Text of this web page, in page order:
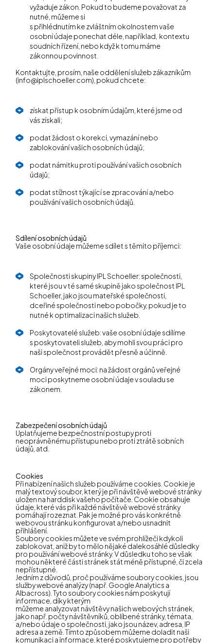
vyžaduje zákon. Pokud to budeme považovat za
nutné, můžeme si
s přihlédnutím ke zvláštním okolnostem vaše
osobní údaje ponechat déle, například, kontextu
soudních řízení, nebo když k tomu máme
zákonnou povinnost.
Kontaktujte, prosím, naše oddělení služeb zákazníkům
(info@iplschoeller.com), pokud chcete:
získat přístup k osobním údajům, které jsme od
vás získali;
podat žádost o korekci, vymazání nebo
zablokování vašich osobních údajů;
podat námitku proti používání vašich osobních
údajů;
podat stížnost týkající se zpracování a/nebo
používání vašich osobních údajů.
Sdílení osobních údajů
Vaše osobní údaje můžeme sdílet s těmito příjemci:
Společnosti skupiny IPL Schoeller: společnosti,
které jsou v té samé skupině jako společnost IPL
Schoeller, jako jsou mateřské společnosti,
dceřiné společnosti nebo pobočky, pokud je to
nutné k optimalizaci našich služeb.
Poskytovatelé služeb: vaše osobní údaje sdílíme
s poskytovateli služeb, aby mohli svou práci pro
naši společnost provádět přesně a účinně.
Orgány veřejné moci: na žádost orgánů veřejné
moci poskytneme osobní údaje v souladu se
zákonem.
Zabezpečení osobních údajů
Uplatňujeme bezpečnostní postupy proti
neoprávněnému přístupu nebo proti ztrátě sobních
údajů, atd.
Cookies
Při nabízení našich služeb používáme cookies. Cookie je
malý textový soubor, který je při návštěvě webové stránky
uložen na harddisk vašeho počítače. Cookie obsahuje
údaje, které vás při každé návštěvě webové stránky
pomáhají rozeznat. Pak je možné pro vás konkrétně
webovou stránku konfigurovat a/nebo usnadnit
přihlášení.
Soubory cookies můžete ve svém prohlížeči kdykoli
zablokovat, aniž by to mělo nějaké dalekosáhlé důsledky
pro používání webové stránky. V důsledku toho se však
mohou některé části stránek stát méně přístupné, či zcela
nepřístupné.
Jedním z důvodů, proč používáme soubory cookies, jsou
služby webové analýzy (např. Google Analytics a
Albacross). Tyto soubory cookies nám poskytují
informace, díky kterým
můžeme analyzovat návštěvy našich webových stránek,
jako např. počty návštěvníků, oblíbené stránky, témata,
a/nebo údaje o společnosti, jako jsou název, adresa, IP
adresa a země. Tímto způsobem můžeme doladit naši
komunikaci a informace, které poskytujeme pro potřeby